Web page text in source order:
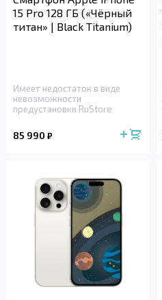
15 Pro 128 ГБ («Чёрный
титан» | Black Titanium)
Имеет недостаток в виде
невозможности
предустановки RuStore
85 990 ₽